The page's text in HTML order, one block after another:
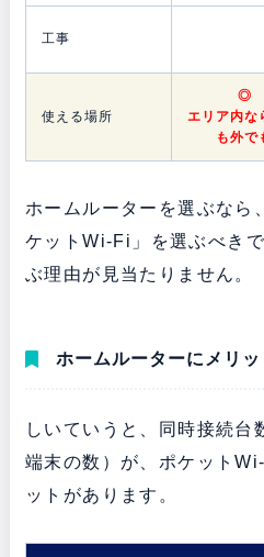
工事
使える場所
◎
エリア内な
も外で
ホームルーターを選ぶなら
ケットWi-Fi」を選ぶべき
ぶ理由が見当たりません。
ホームルーターにメリッ
しいていうと、同時接続台
端末の数）が、ポケット
ットがあります。